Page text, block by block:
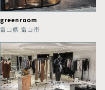
greenroom
富山県 富山市